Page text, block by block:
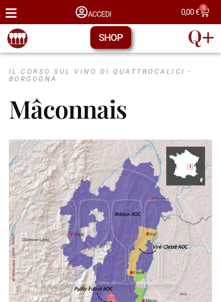
ACCEDI 0,00€ 0
SHOP
IL CORSO SUL VINO DI QUATTROCALICI -
BORGOGNA
Mâconnais